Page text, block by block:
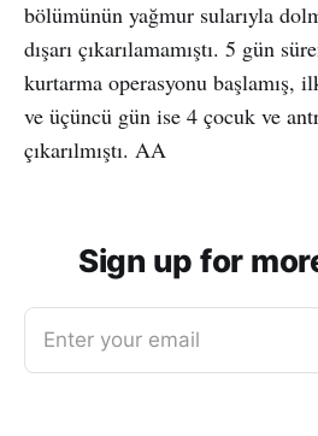
bölümünün yağmur sularıyla
dışarı çıkarılamamıştı. 5 gün
kurtarma operasyonu başlamış,
ve üçüncü gün ise 4 çocuk ve
çıkarılmıştı. AA
Sign up for
Enter your email